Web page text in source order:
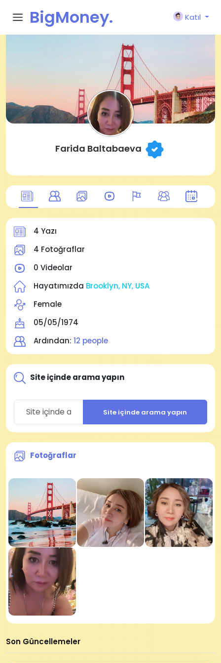
BigMoney.
Katıl
Farida Baltabaeva
4 Yazı
4 Fotoğraflar
0 Videolar
Hayatımızda Brooklyn, NY, USA
Female
05/05/1974
Ardından: 12 people
Site içinde arama yapın
Site içinde arama yapın
Fotoğraflar
Son Güncellemeler